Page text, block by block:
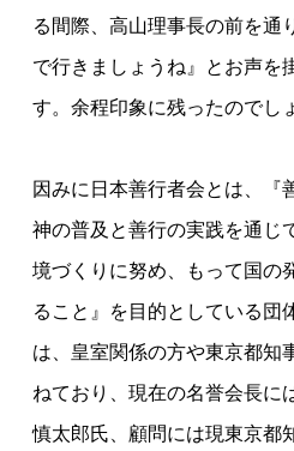
る間際、高山理事長の前を通
で行きましょうね』とお声を
す。余程印象に残ったのでし
因みに日本善行者会とは、『
神の普及と善行の実践を通じ
境づくりに努め、もって国の
ること』を目的としている団
は、皇室関係の方や東京都知
ねており、現在の名誉会長に
慎太郎氏、顧問には現東京都